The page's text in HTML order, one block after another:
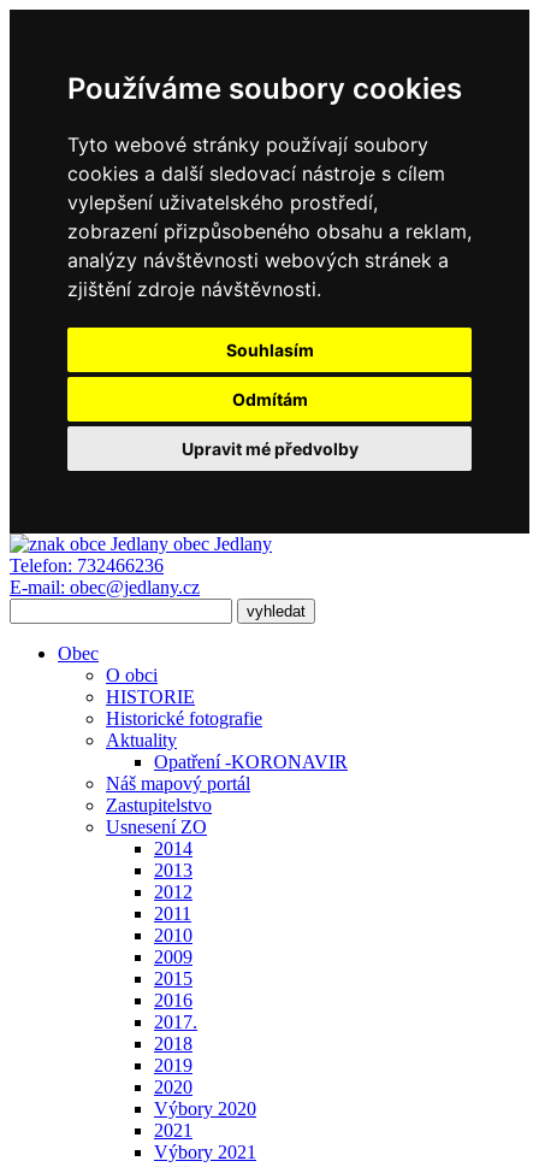
Používáme soubory cookies
Tyto webové stránky používají soubory
cookies a další sledovací nástroje s cílem
vylepšení uživatelského prostředí,
zobrazení přizpůsobeného obsahu a reklam,
analýzy návštěvnosti webových stránek a
zjištění zdroje návštěvnosti.
Souhlasím
Odmítám
Upravit mé předvolby
obec Jedlany
Telefon: 732466236
E-mail: obec@jedlany.cz
Obec
O obci
HISTORIE
Historické fotografie
Aktuality
Opatření -KORONAVIR
Náš mapový portál
Zastupitelstvo
Usnesení ZO
2014
2013
2012
2011
2010
2009
2015
2016
2017.
2018
2019
2020
Výbory 2020
2021
Výbory 2021